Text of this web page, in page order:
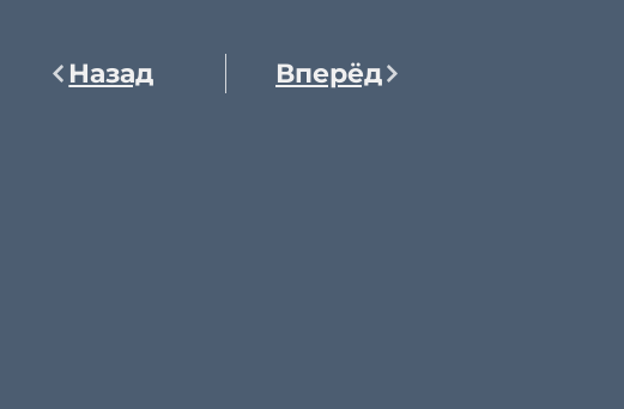
Назад Вперёд